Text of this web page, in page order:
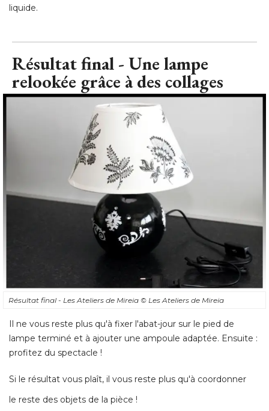
liquide.
Résultat final - Une lampe
relookée grâce à des collages
Résultat final - Les Ateliers de Mireia © Les Ateliers de Mireia
Il ne vous reste plus qu'à fixer l'abat-jour sur le pied de
lampe terminé et à ajouter une ampoule adaptée. Ensuite :
profitez du spectacle !
Si le résultat vous plaît, il vous reste plus qu'à coordonner
le reste des objets de la pièce !